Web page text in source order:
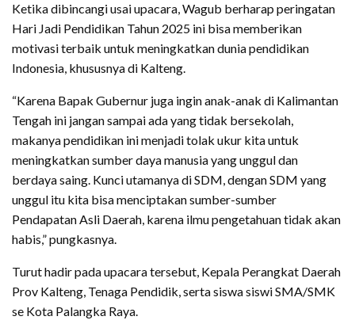
Ketika dibincangi usai upacara, Wagub berharap peringatan
Hari Jadi Pendidikan Tahun 2025 ini bisa memberikan
motivasi terbaik untuk meningkatkan dunia pendidikan
Indonesia, khususnya di Kalteng.
“Karena Bapak Gubernur juga ingin anak-anak di Kalimantan
Tengah ini jangan sampai ada yang tidak bersekolah,
makanya pendidikan ini menjadi tolak ukur kita untuk
meningkatkan sumber daya manusia yang unggul dan
berdaya saing. Kunci utamanya di SDM, dengan SDM yang
unggul itu kita bisa menciptakan sumber-sumber
Pendapatan Asli Daerah, karena ilmu pengetahuan tidak akan
habis,” pungkasnya.
Turut hadir pada upacara tersebut, Kepala Perangkat Daerah
Prov Kalteng, Tenaga Pendidik, serta siswa siswi SMA/SMK
se Kota Palangka Raya.